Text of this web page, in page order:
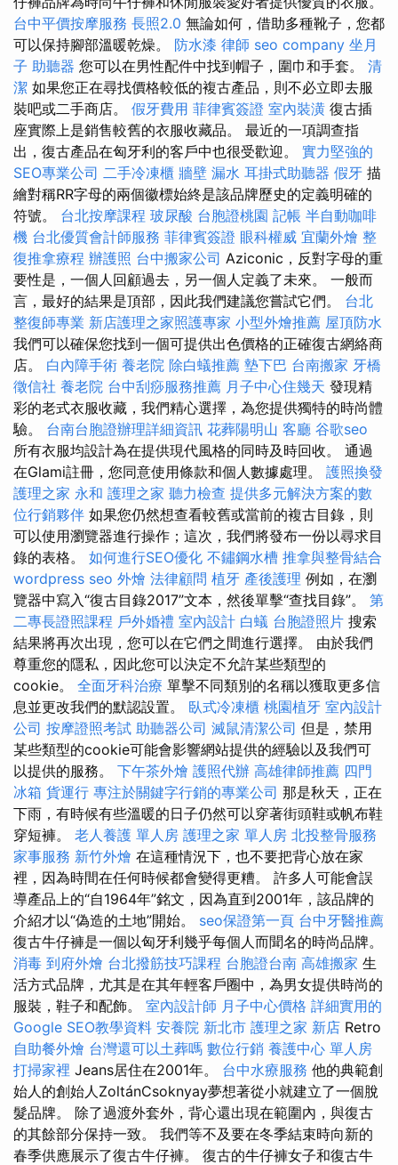
台中平價按摩服務 長照2.0 無論如何，借助多種靴子，您都
可以保持腳部溫暖乾燥。 防水漆 律師 seo company 坐月
子 助聽器 您可以在男性配件中找到帽子，圍巾和手套。 清
潔 如果您正在尋找價格較低的複古產品，則不必立即去服
裝吧或二手商店。 假牙費用 菲律賓簽證 室內裝潢 復古插
座實際上是銷售較舊的衣服收藏品。 最近的一項調查指
出，復古產品在匈牙利的客戶中也很受歡迎。 實力堅強的
SEO專業公司 二手冷凍櫃 牆壁 漏水 耳掛式助聽器 假牙 描
繪對稱RR字母的兩個徽標始終是該品牌歷史的定義明確的
符號。 台北按摩課程 玻尿酸 台胞證桃園 記帳 半自動咖啡
機 台北優質會計師服務 菲律賓簽證 眼科權威 宜蘭外燴 整
復推拿療程 辦護照 台中搬家公司 Aziconic，反對字母的重
要性是，一個人回顧過去，另一個人定義了未來。 一般而
言，最好的結果是頂部，因此我們建議您嘗試它們。 台北
整復師專業 新店護理之家照護專家 小型外燴推薦 屋頂防水
我們可以確保您找到一個可提供出色價格的正確復古網絡商
店。 白內障手術 養老院 除白蟻推薦 墊下巴 台南搬家 牙橋
徵信社 養老院 台中刮痧服務推薦 月子中心住幾天 發現精
彩的老式衣服收藏，我們精心選擇，為您提供獨特的時尚體
驗。 台南台胞證辦理詳細資訊 花葬陽明山 客廳 谷歌seo
所有衣服均設計為在提供現代風格的同時及時回收。 通過
在Glami註冊，您同意使用條款和個人數據處理。 護照換發
護理之家 永和 護理之家 聽力檢查 提供多元解決方案的數
位行銷夥伴 如果您仍然想查看較舊或當前的複古目錄，則
可以使用瀏覽器進行操作；這次，我們將發布一份以尋求目
錄的表格。 如何進行SEO優化 不鏽鋼水槽 推拿與整骨結合
wordpress seo 外燴 法律顧問 植牙 產後護理 例如，在瀏
覽器中寫入“復古目錄2017”文本，然後單擊“查找目錄”。 第
二專長證照課程 戶外婚禮 室內設計 白蟻 台胞證照片 搜索
結果將再次出現，您可以在它們之間進行選擇。 由於我們
尊重您的隱私，因此您可以決定不允許某些類型的
cookie。 全面牙科治療 單擊不同類別的名稱以獲取更多信
息並更改我們的默認設置。 臥式冷凍櫃 桃園植牙 室內設計
公司 按摩證照考試 助聽器公司 滅鼠清潔公司 但是，禁用
某些類型的cookie可能會影響網站提供的經驗以及我們可
以提供的服務。 下午茶外燴 護照代辦 高雄律師推薦 四門
冰箱 貨運行 專注於關鍵字行銷的專業公司 那是秋天，正在
下雨，有時候有些溫暖的日子仍然可以穿著街頭鞋或帆布鞋
穿短褲。 老人養護 單人房 護理之家 單人房 北投整骨服務
家事服務 新竹外燴 在這種情況下，也不要把背心放在家
裡，因為時間在任何時候都會變得更糟。 許多人可能會誤
導產品上的“自1964年”銘文，因為直到2001年，該品牌的
介紹才以“偽造的土地”開始。 seo保證第一頁 台中牙醫推薦
復古牛仔褲是一個以匈牙利幾乎每個人而聞名的時尚品牌。
消毒 到府外燴 台北撥筋技巧課程 台胞證台南 高雄搬家 生
活方式品牌，尤其是在其年輕客戶圈中，為男女提供時尚的
服裝，鞋子和配飾。 室內設計師 月子中心價格 詳細實用的
Google SEO教學資料 安養院 新北市 護理之家 新店 Retro
自助餐外燴 台灣還可以土葬嗎 數位行銷 養護中心 單人房
打掃家裡 Jeans居住在2001年。 台中水療服務 他的典範創
始人的創始人ZoltánCsoknyay夢想著從小就建立了一個脫
髮品牌。 除了過渡外套外，背心還出現在範圍內，與復古
的其餘部分保持一致。 我們等不及要在冬季結束時向新的
春季供應展示了復古牛仔褲。 復古的牛仔褲女子和復古牛